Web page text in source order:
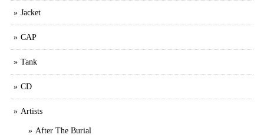
Jacket
CAP
Tank
CD
Artists
After The Burial